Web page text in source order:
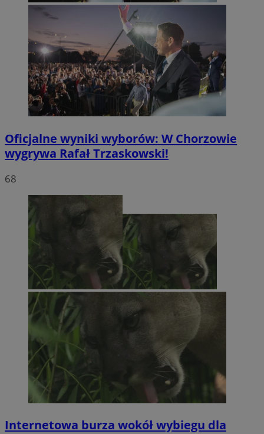
Oficjalne wyniki wyborów: W Chorzowie
wygrywa Rafał Trzaskowski!
68
Internetowa burza wokół wybiegu dla